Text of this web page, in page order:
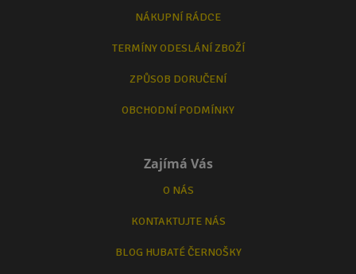
NÁKUPNÍ RÁDCE
TERMÍNY ODESLÁNÍ ZBOŽÍ
ZPŮSOB DORUČENÍ
OBCHODNÍ PODMÍNKY
Zajímá Vás
O NÁS
KONTAKTUJTE NÁS
BLOG HUBATÉ ČERNOŠKY